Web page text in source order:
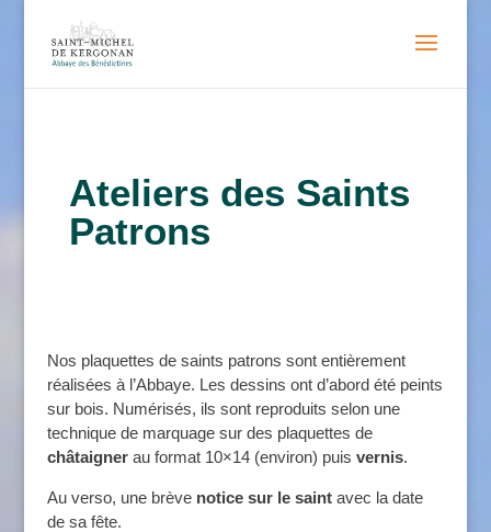
Ateliers des Saints
Patrons
Nos plaquettes de saints patrons sont entièrement
réalisées à l’Abbaye. Les dessins ont d’abord été peints
sur bois. Numérisés, ils sont reproduits selon une
technique de marquage sur des plaquettes de
châtaignerau format 10×14 (environ) puis vernis.
Au verso, une brève notice sur le saintavec la date
de sa fête.